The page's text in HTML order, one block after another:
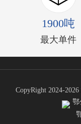
1900吨
最大单件
CopyRight 2024-
鄂